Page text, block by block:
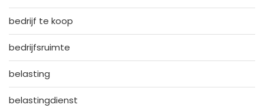
bedrijf te koop
bedrijfsruimte
belasting
belastingdienst